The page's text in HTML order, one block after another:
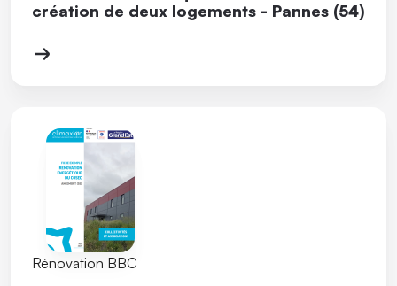
création de deux logements - Pannes (54)
Rénovation BBC